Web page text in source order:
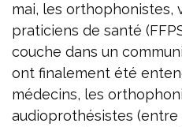
mai, les orthophonistes,
praticiens de santé
couche dans un
ont finalement été
médecins, les
audioprothésistes (entre